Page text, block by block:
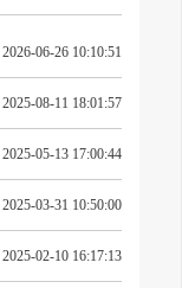
2026-06-26 10:10:51
2025-08-11 18:01:57
2025-05-13 17:00:44
2025-03-31 10:50:00
2025-02-10 16:17:13